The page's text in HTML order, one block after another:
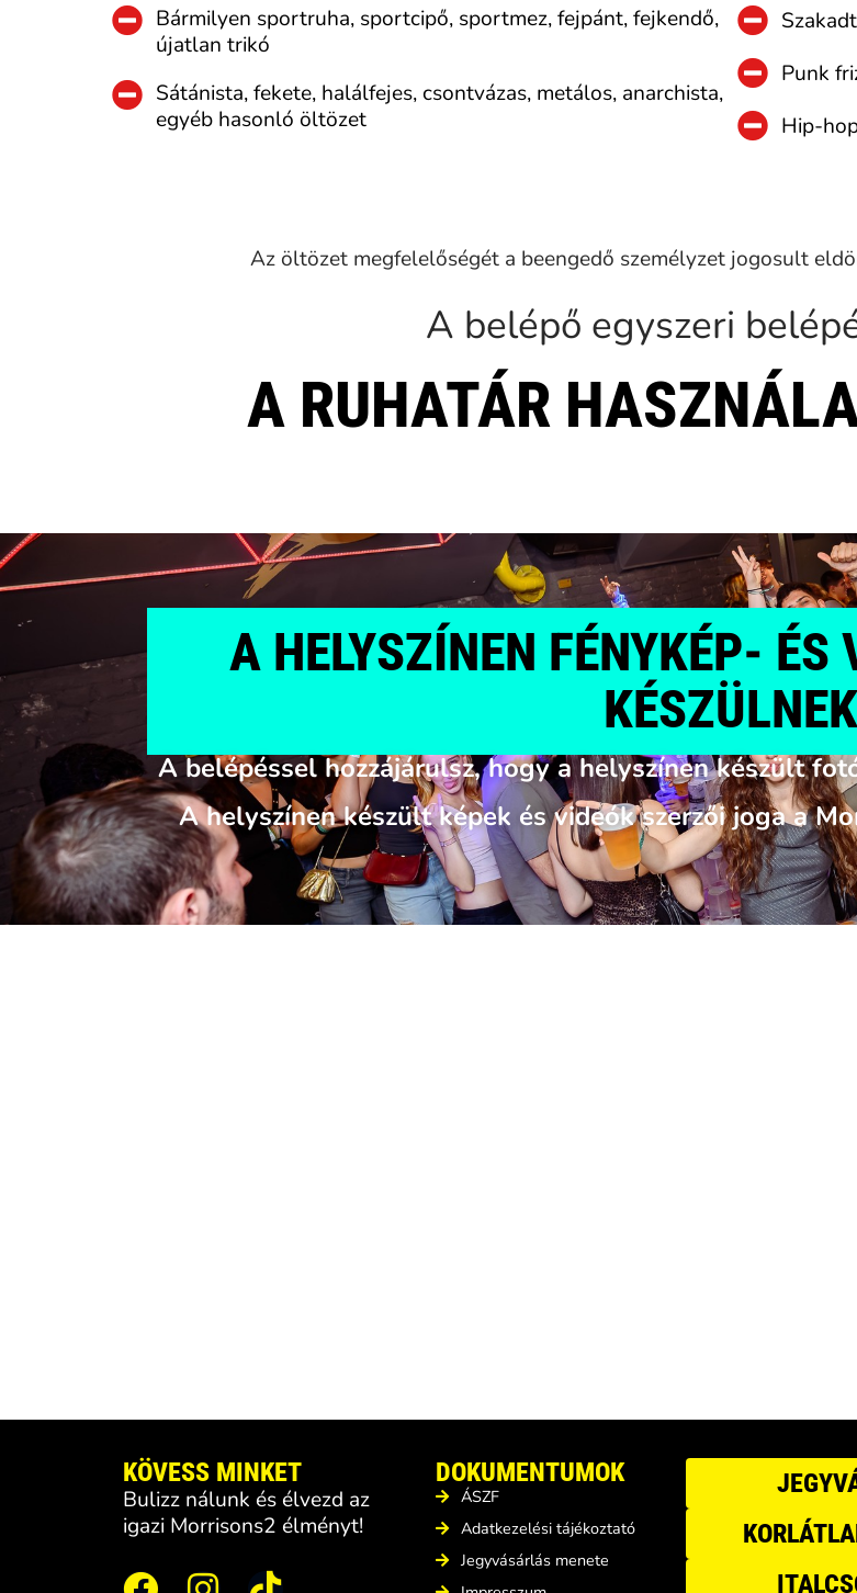
Bármilyen sportruha, sportcipő, sportmez, fejpánt, fejkendő,
újatlan trikó
Sátánista, fekete, halálfejes, csontvázas, metálos, anarchista,
egyéb hasonló öltözet
Punk
Hip-
Az öltözet megfelelőségét a beengedő személyzet jogosult
A belépő egyszeri
A RUHATÁR
A HELYSZÍNEN FÉNYKÉP- ÉS
A belépéssel hozzájárulsz, hogy a helyszínen készült
A helyszínen készült képek és videók szerzői joga a
KÖVESS MINKET
Bulizz nálunk és élvezd az
igazi Morrisons2 élményt!
DOKUMENTUMOK
ÁSZF
Adatkezelési tájékoztató
Jegyvásárlás menete